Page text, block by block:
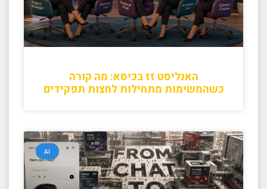
האנליסט זז בכיסא: מה קורה
כשהמשימות מתחילות לחצות תפקידים
AI